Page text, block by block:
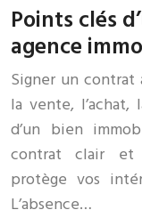
Points clés
agence
Signer un
la vente,
d’un bien
contrat clair et
protège vos
L’absence…